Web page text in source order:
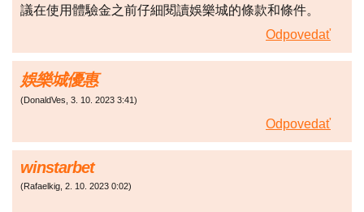
議在使用體驗金之前仔細閱讀娛樂城的條款和條件。
Odpovedať
娛樂城優惠
(DonaldVes 3. 10. 2023 3:41)
Odpovedať
winstarbet
(Rafaelkig 2. 10. 2023 0:02)